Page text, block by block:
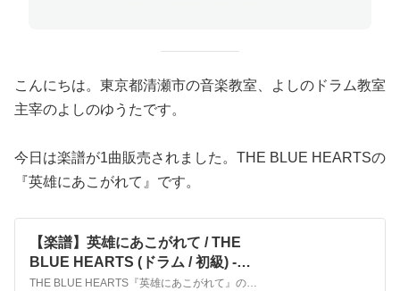
こんにちは。東京都清瀬市の音楽教室、よしのドラム教室
主宰のよしのゆうたです。
今日は楽譜が1曲販売されました。THE BLUE HEARTSの
『英雄にあこがれて』です。
【楽譜】英雄にあこがれて / THE
BLUE HEARTS (ドラム / 初級) -
Piascore 楽譜ストア
THE BLUE HEARTS『英雄にあこがれて』のドラム譜です。 ドラマーは梶原徹也氏です。 ■ 2ndアルバム『YOUNG AND PRETTY』 ■ 01 トゥートゥートゥー（キスしてほしい）（https://store.pia...